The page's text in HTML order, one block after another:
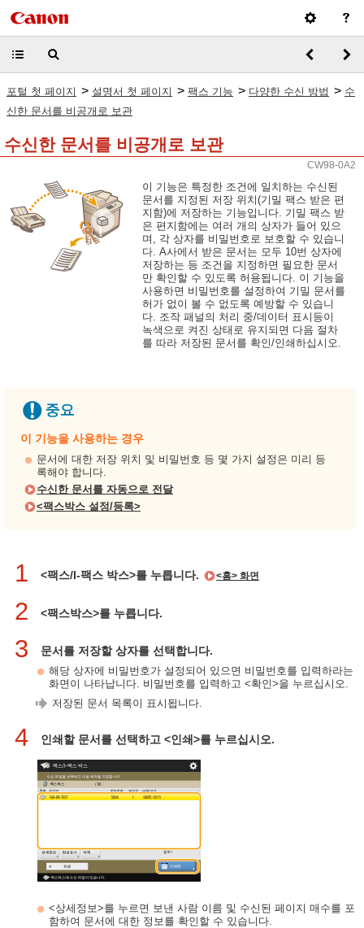
포털 첫 페이지 > 설명서 첫 페이지 > 팩스 기능 > 다양한 수신 방법 > 수
신한 문서를 비공개로 보관
수신한 문서를 비공개로 보관
CW98-0A2
이 기능은 특정한 조건에 일치하는 수신된
문서를 지정된 저장 위치(기밀 팩스 받은 편
지함)에 저장하는 기능입니다. 기밀 팩스 받
은 편지함에는 여러 개의 상자가 들어 있으
며, 각 상자를 비밀번호로 보호할 수 있습니
다. A사에서 받은 문서는 모두 10번 상자에
저장하는 등 조건을 지정하면 필요한 문서
만 확인할 수 있도록 허용됩니다. 이 기능을
사용하면 비밀번호를 설정하여 기밀 문서를
허가 없이 볼 수 없도록 예방할 수 있습니
다. 조작 패널의 처리 중/데이터 표시등이
녹색으로 켜진 상태로 유지되면 다음 절차
를 따라 저장된 문서를 확인/인쇄하십시오.
이 기능을 사용하는 경우
문서에 대한 저장 위치 및 비밀번호 등 몇 가지 설정은 미리 등
록해야 합니다.
수신한 문서를 자동으로 전달
<팩스박스 설정/등록>
1 <팩스/I-팩스 박스>를 누릅니다. <홈> 화면
2 <팩스박스>를 누릅니다.
3 문서를 저장할 상자를 선택합니다.
해당 상자에 비밀번호가 설정되어 있으면 비밀번호를 입력하라는
화면이 나타납니다. 비밀번호를 입력하고 <확인>을 누르십시오.
저장된 문서 목록이 표시됩니다.
4 인쇄할 문서를 선택하고 <인쇄>를 누르십시오.
<상세정보>를 누르면 보낸 사람 이름 및 수신된 페이지 매수를 포
함하여 문서에 대한 정보를 확인할 수 있습니다.